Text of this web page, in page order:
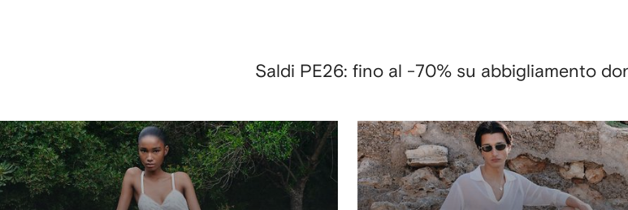
Saldi PE26: fino al -70% su abbigliamento